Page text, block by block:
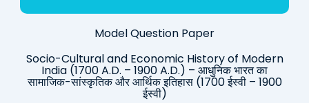
Model Question Paper
Socio-Cultural and Economic History of Modern
India (1700 A.D. – 1900 A.D.) – आधुनिक भारत का
सामाजिक-सांस्कृतिक और आर्थिक इतिहास (1700 ईस्वी – 1900
ईस्वी)